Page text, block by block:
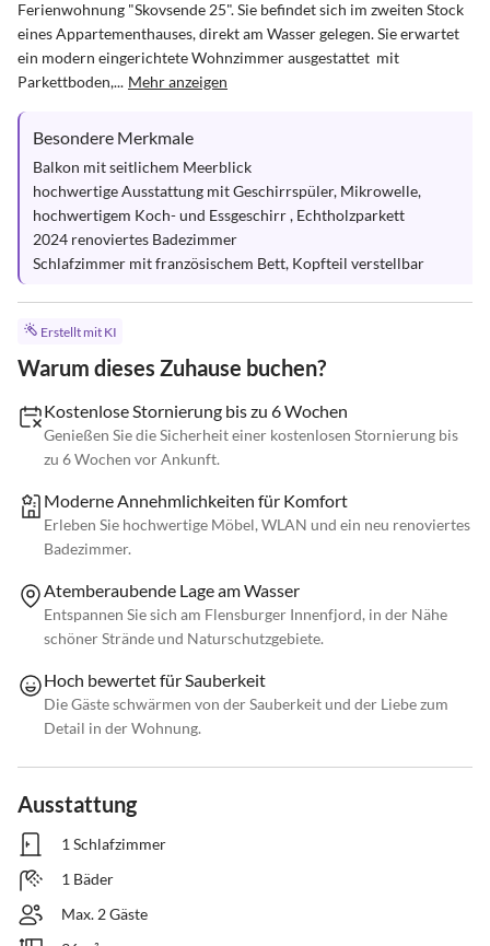
Ferienwohnung "Skovsende 25". Sie befindet sich im zweiten Stock
eines Appartementhauses, direkt am Wasser gelegen. Sie erwartet
ein modern eingerichtete Wohnzimmer ausgestattet  mit
Parkettboden,... Mehr anzeigen
Besondere Merkmale
Balkon mit seitlichem Meerblick
hochwertige Ausstattung mit Geschirrspüler, Mikrowelle,
hochwertigem Koch- und Essgeschirr , Echtholzparkett
2024 renoviertes Badezimmer
Schlafzimmer mit französischem Bett, Kopfteil verstellbar
Erstellt mit KI
Warum dieses Zuhause buchen?
Kostenlose Stornierung bis zu 6 Wochen
Genießen Sie die Sicherheit einer kostenlosen Stornierung bis
zu 6 Wochen vor Ankunft.
Moderne Annehmlichkeiten für Komfort
Erleben Sie hochwertige Möbel, WLAN und ein neu renoviertes
Badezimmer.
Atemberaubende Lage am Wasser
Entspannen Sie sich am Flensburger Innenfjord, in der Nähe
schöner Strände und Naturschutzgebiete.
Hoch bewertet für Sauberkeit
Die Gäste schwärmen von der Sauberkeit und der Liebe zum
Detail in der Wohnung.
Ausstattung
1 Schlafzimmer
1 Bäder
Max. 2 Gäste